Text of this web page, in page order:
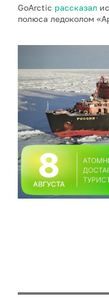
GoArctic рассказал
полюса ледоколом